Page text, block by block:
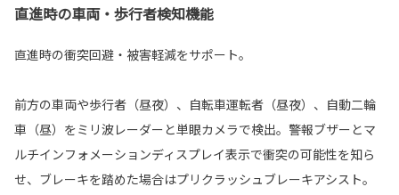
直進時の車両・歩行者検知機能
直進時の衝突回避・被害軽減をサポート。
前方の車両や歩行者（昼夜）、自転車運転者（昼夜）、自動二輪
車（昼）をミリ波レーダーと単眼カメラで検出。警報ブザーとマ
ルチインフォメーションディスプレイ表示で衝突の可能性を知ら
せ、ブレーキを踏めた場合はプリクラッシュブレーキアシスト。